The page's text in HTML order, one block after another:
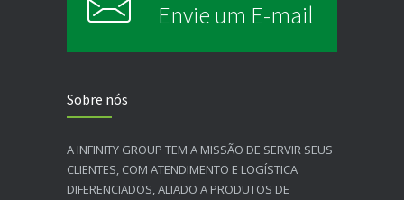
Envie um E-mail
Sobre nós
A INFINITY GROUP TEM A MISSÃO DE SERVIR SEUS
CLIENTES, COM ATENDIMENTO E LOGÍSTICA
DIFERENCIADOS, ALIADO A PRODUTOS DE